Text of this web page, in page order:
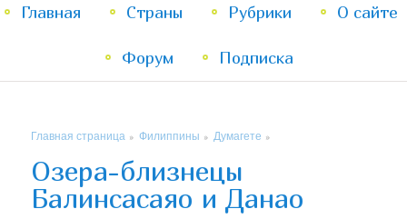
меню
Перейти
к
Перейти
к
Главная Страны Рубрики О сайте
Форум Подписка
Главная страница »Филиппины » Думагете »
Озера-близнецы
Балинсасаяо и Данао